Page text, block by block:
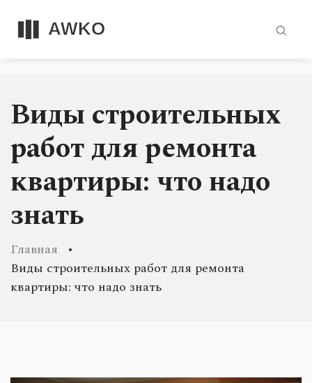
Виды строительных
работ для ремонта
квартиры: что надо
знать
Главная
Виды строительных работ для ремонта
квартиры: что надо знать